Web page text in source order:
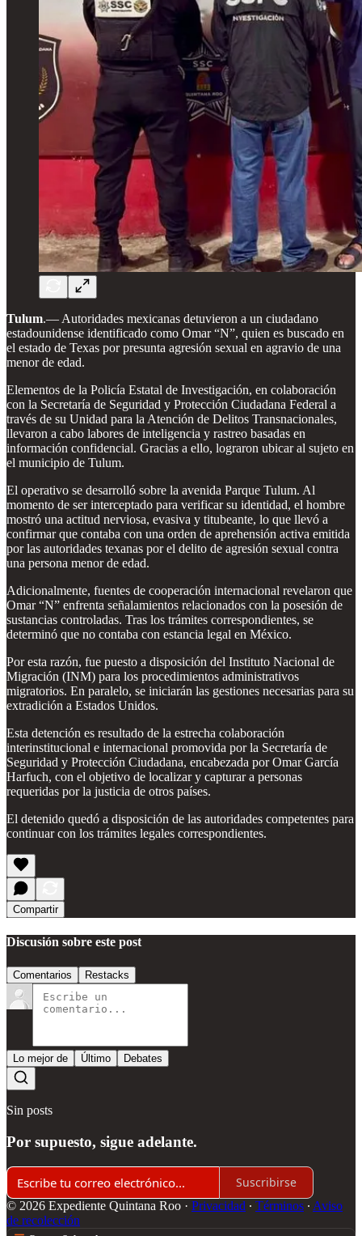
Tulum.— Autoridades mexicanas detuvieron a un ciudadano
estadounidense identificado como Omar “N”, quien es buscado en
el estado de Texas por presunta agresión sexual en agravio de una
menor de edad.
Elementos de la Policía Estatal de Investigación, en colaboración
con la Secretaría de Seguridad y Protección Ciudadana Federal a
través de su Unidad para la Atención de Delitos Transnacionales,
llevaron a cabo labores de inteligencia y rastreo basadas en
información confidencial. Gracias a ello, lograron ubicar al sujeto en
el municipio de Tulum.
El operativo se desarrolló sobre la avenida Parque Tulum. Al
momento de ser interceptado para verificar su identidad, el hombre
mostró una actitud nerviosa, evasiva y titubeante, lo que llevó a
confirmar que contaba con una orden de aprehensión activa emitida
por las autoridades texanas por el delito de agresión sexual contra
una persona menor de edad.
Adicionalmente, fuentes de cooperación internacional revelaron que
Omar “N” enfrenta señalamientos relacionados con la posesión de
sustancias controladas. Tras los trámites correspondientes, se
determinó que no contaba con estancia legal en México.
Por esta razón, fue puesto a disposición del Instituto Nacional de
Migración (INM) para los procedimientos administrativos
migratorios. En paralelo, se iniciarán las gestiones necesarias para su
extradición a Estados Unidos.
Esta detención es resultado de la estrecha colaboración
interinstitucional e internacional promovida por la Secretaría de
Seguridad y Protección Ciudadana, encabezada por Omar García
Harfuch, con el objetivo de localizar y capturar a personas
requeridas por la justicia de otros países.
El detenido quedó a disposición de las autoridades competentes para
continuar con los trámites legales correspondientes.
Compartir
Discusión sobre este post
Comentarios Restacks
Lo mejor de Último Debates
Sin posts
Por supuesto, sigue adelante.
Suscribirse
© 2026 Expediente Quintana Roo · Privacidad ∙ Términos ∙ Aviso
de recolección